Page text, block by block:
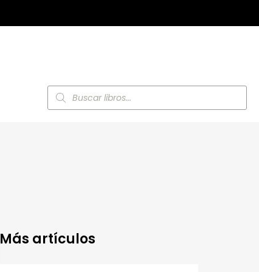
Búsqueda
de
productos
Más artículos